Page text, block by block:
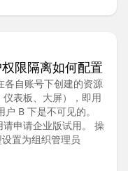
限隔离如何配置
各自账号下创建的资源
表板、大屏），即用
B 下是不可见的。
申请企业版试用。 操
置为组织管理员